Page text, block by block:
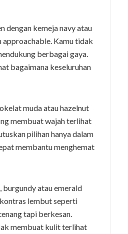
dengan kemeja navy atau
approachable. Kamu tidak
berbagai gaya.
bagaimana keseluruhan
muda atau hazelnut
membuat wajah terlihat
pilihan hanya dalam
membantu menghemat
atau emerald
kontras lembut seperti
tapi berkesan.
membuat kulit terlihat